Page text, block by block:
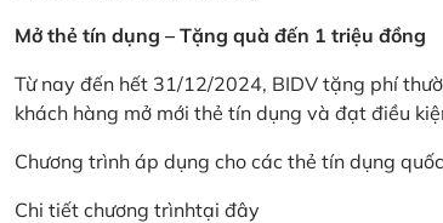
Mở thẻ tín dụng – Tặng quà đến 1 triệu đồng
Từ nay đến hết 31/12/2024, BIDV tặng phí
khách hàng mở mới thẻ tín dụng và đạt điều
Chương trình áp dụng cho các thẻ tín dụng
Chi tiết chương trìnhtại đây